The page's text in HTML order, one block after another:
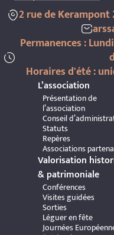
2 rue de Kerampont
Permanences :
Horaires d'été :
L’association
Présentation de
l’association
Conseil
Statuts
Repères
Associations
Valorisation
& patrimoniale
Conférences
Visites guidées
Sorties
Léguer en fête
Journées